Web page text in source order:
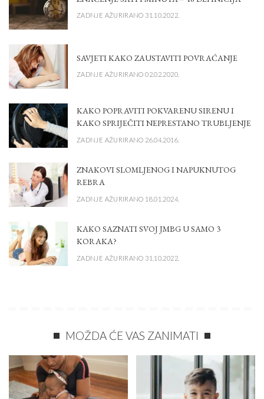
ZADNJE AŽURIRANO 31.10.2022.
SAVJETI KAKO ZAUSTAVITI POVRAĆANJE
ZADNJE AŽURIRANO 02.02.2020.
KAKO POPRAVITI POKVARENU SIRENU I
KAKO SPRIJEČITI NEPRESTANO TRUBLJENJE
ZADNJE AŽURIRANO 26.04.2016.
ZNAKOVI SLOMLJENOG I NAPUKNUTOG
REBRA
ZADNJE AŽURIRANO 18.01.2024.
KAKO SAZNATI SVOJ JMBG U SAMO 3
KORAKA?
ZADNJE AŽURIRANO 31.10.2022.
MOŽDA ĆE VAS ZANIMATI